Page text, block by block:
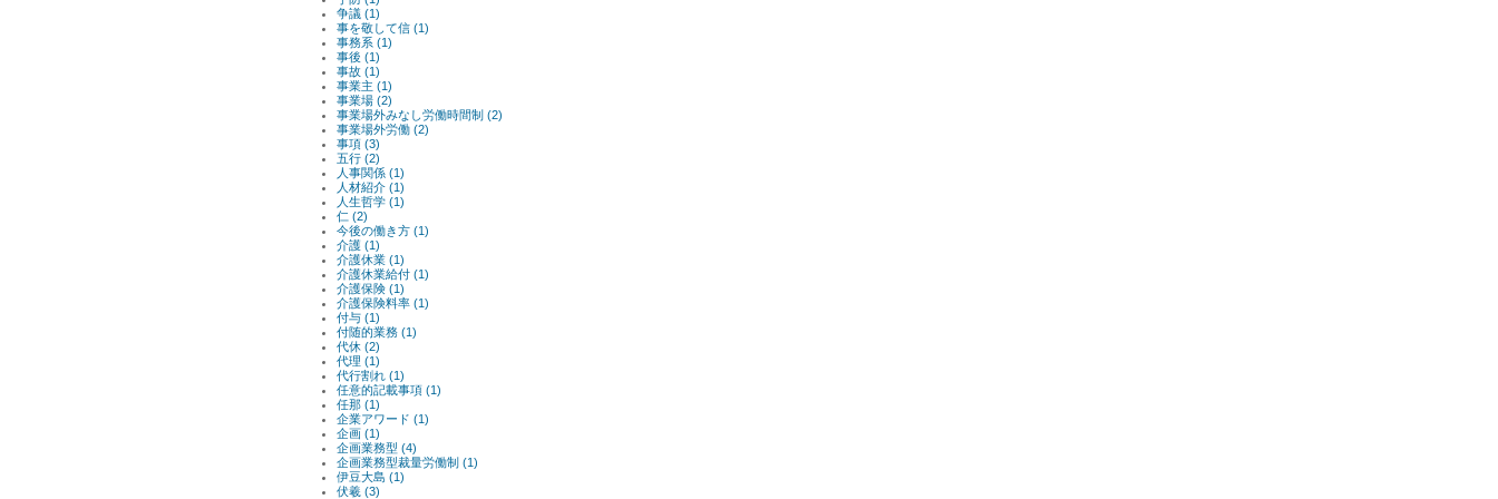
争議 (1)
事を敬して信 (1)
事務系 (1)
事後 (1)
事故 (1)
事業主 (1)
事業場 (2)
事業場外みなし労働時間制 (2)
事業場外労働 (2)
事項 (3)
五行 (2)
人事関係 (1)
人材紹介 (1)
人生哲学 (1)
仁 (2)
今後の働き方 (1)
介護 (1)
介護休業 (1)
介護休業給付 (1)
介護保険 (1)
介護保険料率 (1)
付与 (1)
付随的業務 (1)
代休 (2)
代理 (1)
代行割れ (1)
任意的記載事項 (1)
任那 (1)
企業アワード (1)
企画 (1)
企画業務型 (4)
企画業務型裁量労働制 (1)
伊豆大島 (1)
伏羲 (3)